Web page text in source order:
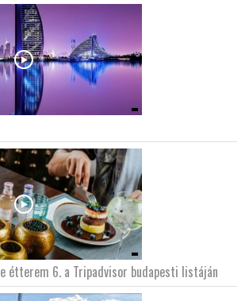
étterem 6. a Tripadvisor budapesti listáján